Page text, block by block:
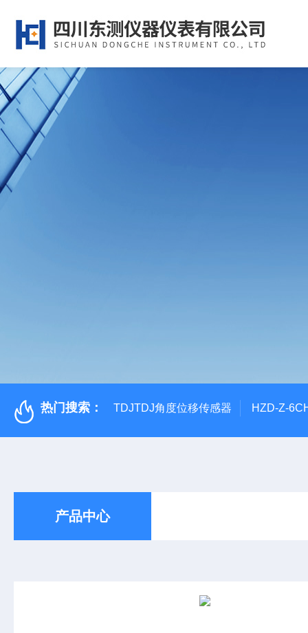
热门搜索： TDJTDJ角度位移传感器 HZD-Z-
产品中心